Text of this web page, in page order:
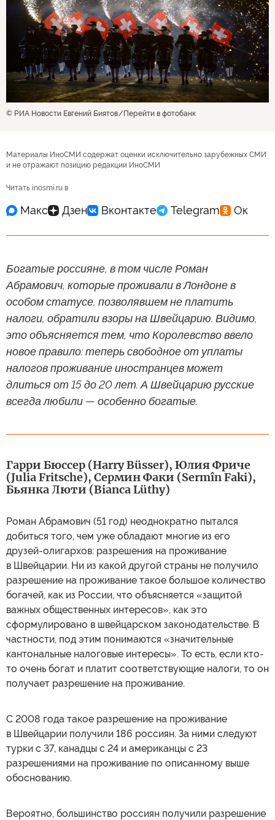
© РИА Новости Евгений Биятов Перейти в фотобанк
Материалы ИноСМИ содержат оценки исключительно зарубежных СМИ
и не отражают позицию редакции ИноСМИ
Читать inosmi.ru в
Богатые россияне, в том числе Роман
Абрамович, которые проживали в Лондоне в
особом статусе, позволявшем не платить
налоги, обратили взоры на Швейцарию. Видимо,
это объясняется тем, что Королевство ввело
новое правило: теперь свободное от уплаты
налогов проживание иностранцев может
длиться от 15 до 20 лет. А Швейцарию русские
всегда любили — особенно богатые.
Гарри Бюссер (Harry Büsser), Юлия Фриче
(Julia Fritsche), Сермин Факи (Sermîn Faki),
Бьянка Люти (Bianca Lüthy)
Роман Абрамович (51 год) неоднократно пытался
добиться того, чем уже обладают многие из его
друзей-олигархов: разрешения на проживание
в Швейцарии. Ни из какой другой страны не получило
разрешение на проживание такое большое количество
богачей, как из России, что объясняется «защитой
важных общественных интересов», как это
сформулировано в швейцарском законодательстве. В
частности, под этим понимаются «значительные
кантональные налоговые интересы». То есть, если кто-
то очень богат и платит соответствующие налоги, то он
получает разрешение на проживание.
С 2008 года такое разрешение на проживание
в Швейцарии получили 186 россиян. За ними следуют
турки с 37, канадцы с 24 и американцы с 23
разрешениями на проживание по описанному выше
обоснованию.
Вероятно, большинство россиян получили разрешение